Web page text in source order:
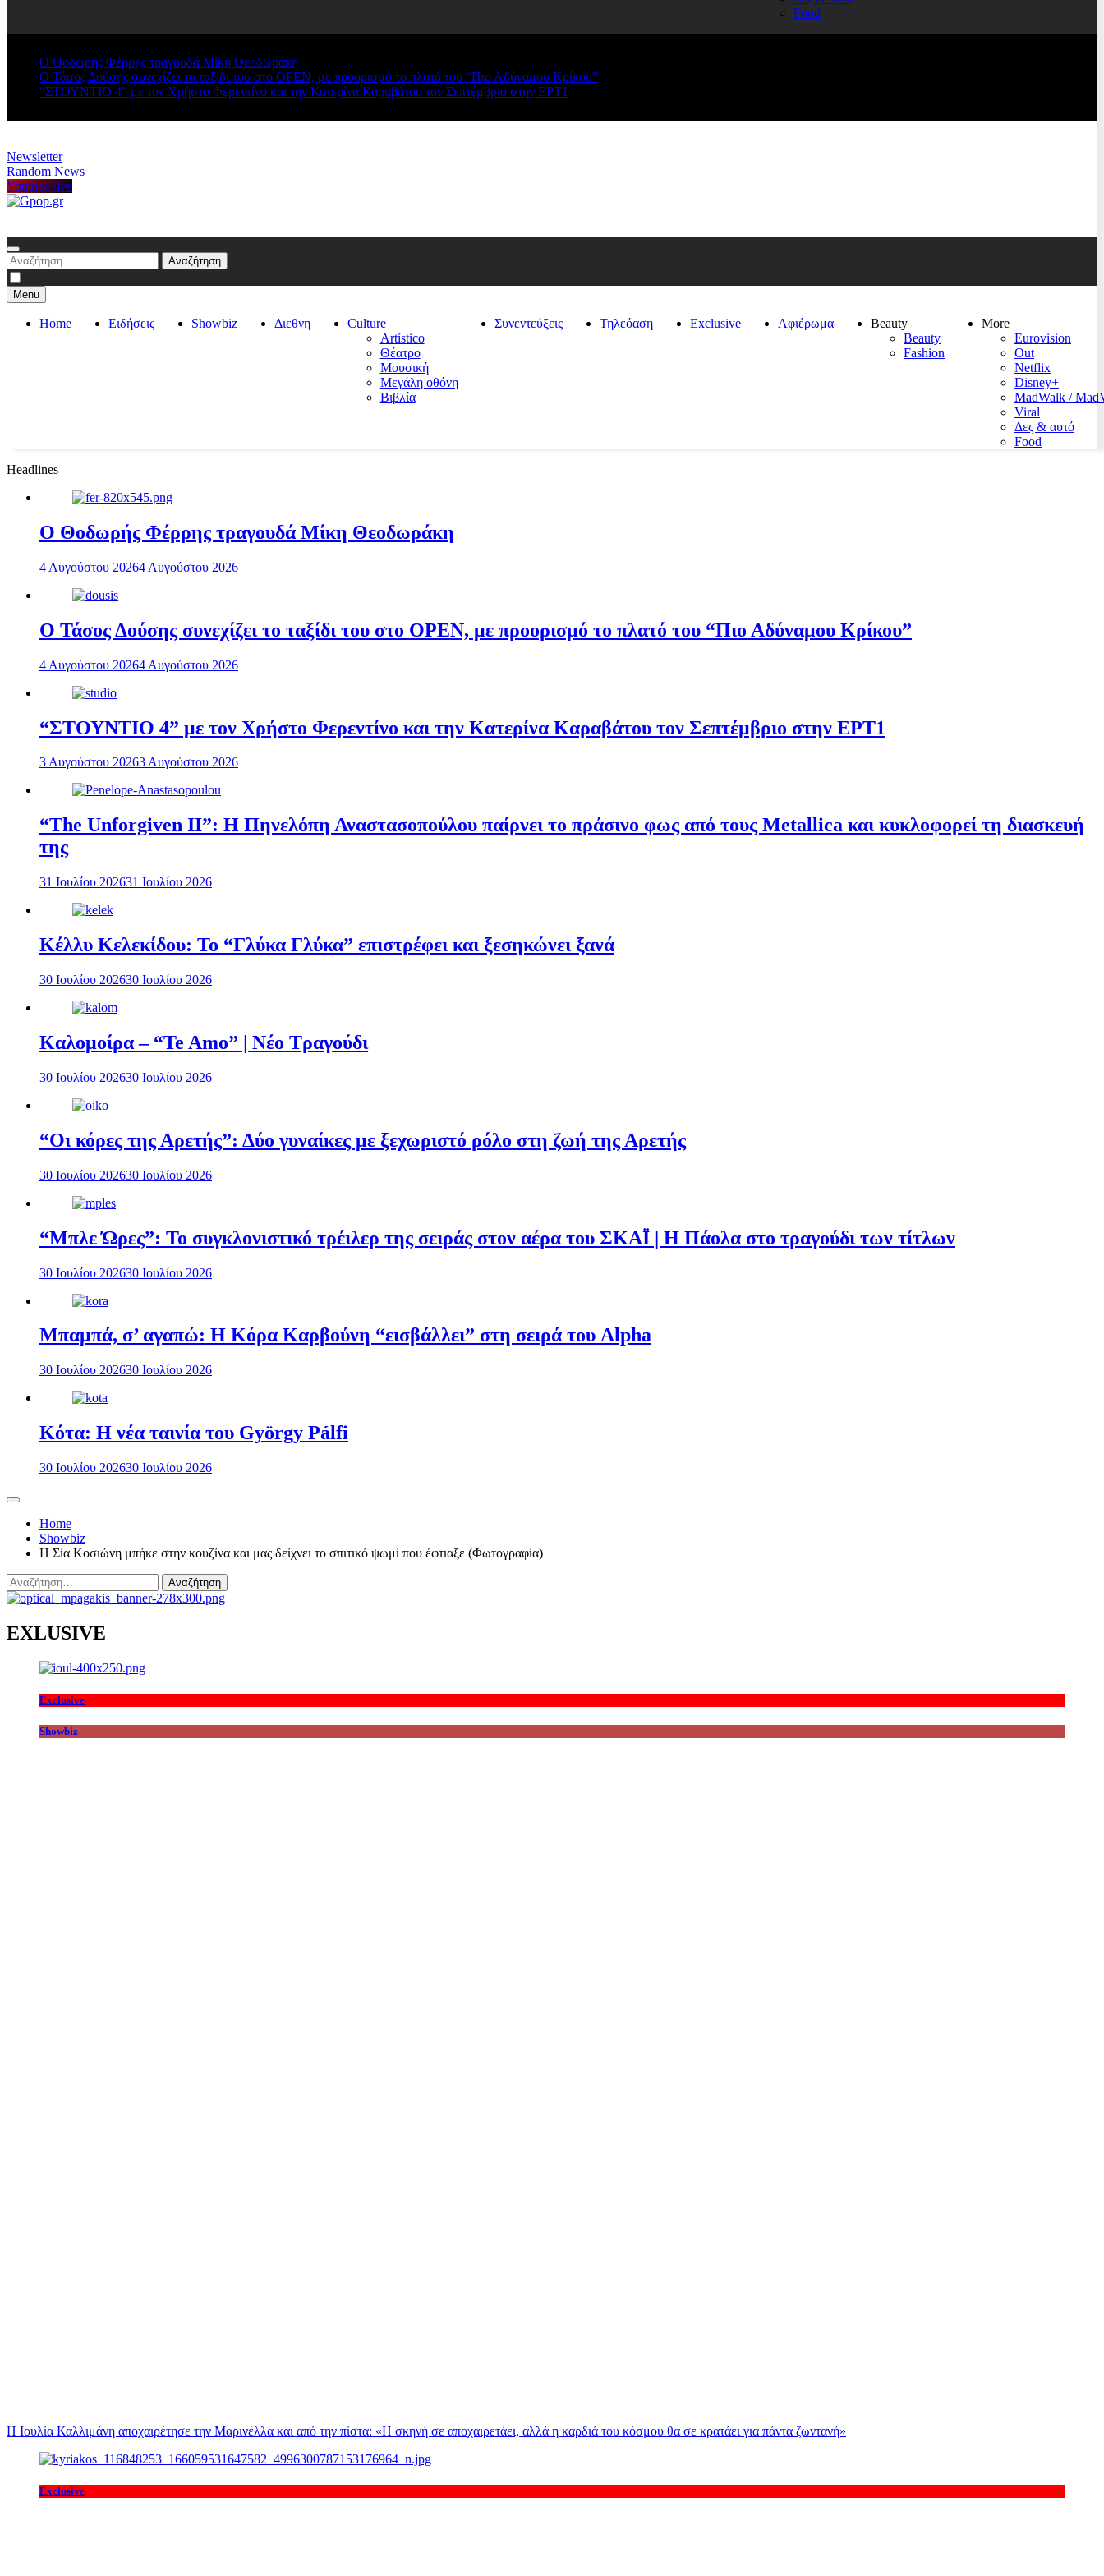
Food
Ο Θοδωρής Φέρρης τραγουδά Μίκη Θεοδωράκη
Ο Τάσος Δούσης συνεχίζει το ταξίδι του στο OPEN, με προορισμό το πλατό του “Πιο Αδύναμου Κρίκου”
“ΣΤΟΥΝΤΙΟ 4” με τον Χρήστο Φερεντίνο και την Κατερίνα Καραβάτου τον Σεπτέμβριο στην ΕΡΤ1
Newsletter
Random News
Youtube live
Αναζήτηση
για:
Menu
Home Ειδήσεις Showbiz Διεθνη
Culture
Artístico
Θέατρο
Μουσική
Μεγάλη οθόνη
Βιβλία
Συνεντεύξεις Τηλεόαση Exclusive Αφιέρωμα
Beauty
Beauty
Fashion
More
Eurovision
Out
Netflix
Disney+
MadWalk /
Viral
Δες & αυτό
Food
Headlines
Ο Θοδωρής Φέρρης τραγουδά Μίκη Θεοδωράκη
4 Αυγούστου 20264 Αυγούστου 2026
Ο Τάσος Δούσης συνεχίζει το ταξίδι του στο OPEN, με προορισμό το πλατό του “Πιο Αδύναμου Κρίκου”
4 Αυγούστου 20264 Αυγούστου 2026
“ΣΤΟΥΝΤΙΟ 4” με τον Χρήστο Φερεντίνο και την Κατερίνα Καραβάτου τον Σεπτέμβριο στην ΕΡΤ1
3 Αυγούστου 20263 Αυγούστου 2026
“The Unforgiven II”: Η Πηνελόπη Αναστασοπούλου παίρνει το πράσινο φως από τους Metallica και κυκλοφορεί τη διασκευή
της
31 Ιουλίου 202631 Ιουλίου 2026
Κέλλυ Κελεκίδου: Το “Γλύκα Γλύκα” επιστρέφει και ξεσηκώνει ξανά
30 Ιουλίου 202630 Ιουλίου 2026
Καλομοίρα – “Te Amo” | Νέο Τραγούδι
30 Ιουλίου 202630 Ιουλίου 2026
“Οι κόρες της Αρετής”: Δύο γυναίκες με ξεχωριστό ρόλο στη ζωή της Αρετής
30 Ιουλίου 202630 Ιουλίου 2026
“Μπλε Ώρες”: Το συγκλονιστικό τρέιλερ της σειράς στον αέρα του ΣΚΑΪ | Η Πάολα στο τραγούδι των τίτλων
30 Ιουλίου 202630 Ιουλίου 2026
Μπαμπά, σ’ αγαπώ: Η Κόρα Καρβούνη “εισβάλλει” στη σειρά του Alpha
30 Ιουλίου 202630 Ιουλίου 2026
Κότα: Η νέα ταινία του György Pálfi
30 Ιουλίου 202630 Ιουλίου 2026
Home
Showbiz
Η Σία Κοσιώνη μπήκε στην κουζίνα και μας δείχνει το σπιτικό ψωμί που έφτιαξε (Φωτογραφία)
Αναζήτηση
για:
EXLUSIVE
Exclusive
Showbiz
Η Ιουλία Καλλιμάνη αποχαιρέτησε την Μαρινέλλα και από την πίστα: «H σκηνή σε αποχαιρετάει, αλλά η καρδιά του κόσμου θα σε κρατάει για πάντα ζωντανή»
Exclusive